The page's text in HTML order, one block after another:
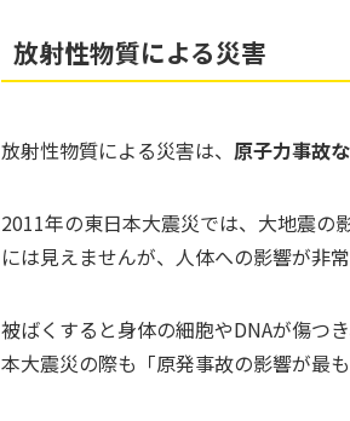
放射性物質による災害
放射性物質による災害は、 原子力事故
2011年の東日本大震災では、大地震の
には見えませんが、人体への影響が非常
被ばくすると身体の細胞やDNAが傷つ
本大震災の際も「原発事故の影響が最